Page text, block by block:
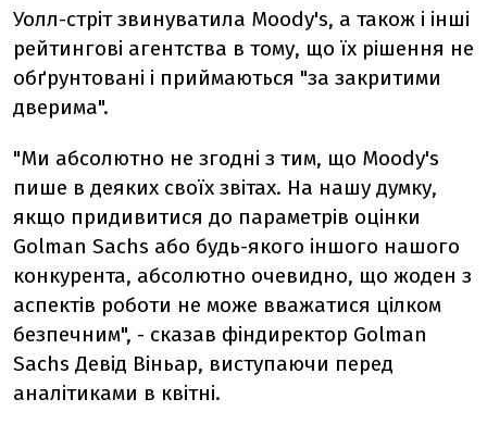
Уолл-стріт звинуватила Moody's, а також і інші
рейтингові агентства в тому, що їх рішення не
обґрунтовані і приймаються "за закритими
дверима".
"Ми абсолютно не згодні з тим, що Moody's
пише в деяких своїх звітах. На нашу думку,
якщо придивитися до параметрів оцінки
Golman Sachs або будь-якого іншого нашого
конкурента, абсолютно очевидно, що жоден з
аспектів роботи не може вважатися цілком
безпечним", - сказав фіндиректор Golman
Sachs Девід Віньар, виступаючи перед
аналітиками в квітні.